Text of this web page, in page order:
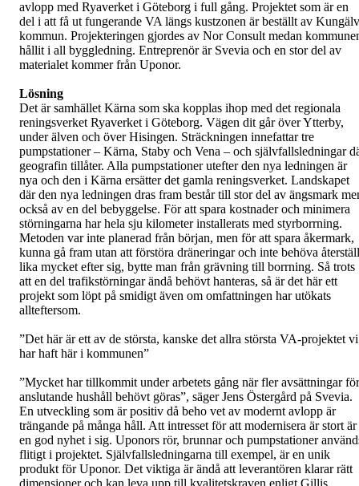
avlopp med Ryaverket i Göteborg i full gång. Projektet som är en
del i att få ut fungerande VA längs kustzonen är beställt av
kommun. Projekteringen gjordes av Nor Consult medan
hållit i all byggledning. Entreprenör är Svevia och en stor del av
materialet kommer från Uponor.
Lösning
Det är samhället Kärna som ska kopplas ihop med det regionala
reningsverket Ryaverket i Göteborg. Vägen dit går över Ytterby,
under älven och över Hisingen. Sträckningen innefattar tre
pumpstationer – Kärna, Staby och Vena – och självfallsledningar
geografin tillåter. Alla pumpstationer utefter den nya ledningen är
nya och den i Kärna ersätter det gamla reningsverket. Landskapet
där den nya ledningen dras fram består till stor del av ängsmark
också av en del bebyggelse. För att spara kostnader och minimera
störningarna har hela sju kilometer installerats med styrborrning.
Metoden var inte planerad från början, men för att spara åkermark,
kunna gå fram utan att förstöra dräneringar och inte behöva
lika mycket efter sig, bytte man från grävning till borrning. Så trots
att en del trafikstörningar ändå behövt hanteras, så är det här ett
projekt som löpt på smidigt även om omfattningen har utökats
allteftersom.
”Det här är ett av de största, kanske det allra största VA-projektet vi
har haft här i kommunen”
”Mycket har tillkommit under arbetets gång när fler avsättningar för
anslutande hushåll behövt göras”, säger Jens Östergård på Svevia.
En utveckling som är positiv då beho vet av modernt avlopp är
trängande på många håll. Att intresset för att modernisera är stort är
en god nyhet i sig. Uponors rör, brunnar och pumpstationer
flitigt i projektet. Självfallsledningarna till exempel, är en unik
produkt för Uponor. Det viktiga är ändå att leverantören klarar rätt
dimensioner och kan leva upp till kvalitetskraven enligt Gillis